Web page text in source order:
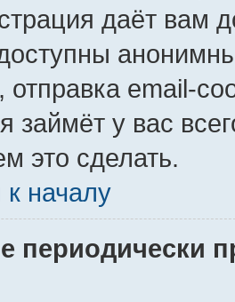
даёт вам
email-
займёт у вас
это сделать.
к началу
периодически